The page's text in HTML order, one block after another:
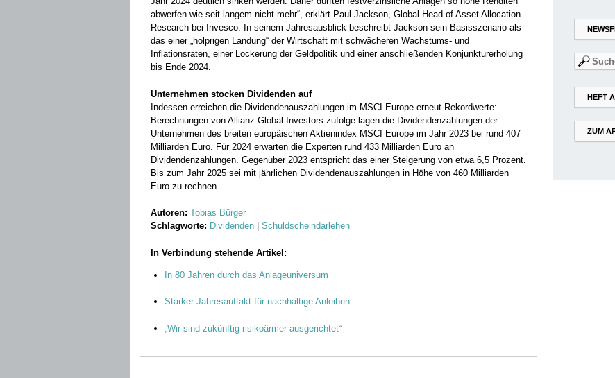
abwerfen wie seit langem nicht mehr“, erklärt Paul Jackson, Global Head of Asset Allocation
Research bei Invesco. In seinem Jahresausblick beschreibt Jackson sein Basisszenario als
das einer „holprigen Landung“ der Wirtschaft mit schwächeren Wachstums- und
Inflationsraten, einer Lockerung der Geldpolitik und einer anschließenden Konjunkturerholung
bis Ende 2024.
Unternehmen stocken Dividenden auf
Indessen erreichen die Dividendenauszahlungen im MSCI Europe erneut Rekordwerte:
Berechnungen von Allianz Global Investors zufolge lagen die Dividendenzahlungen der
Unternehmen des breiten europäischen Aktienindex MSCI Europe im Jahr 2023 bei rund 407
Milliarden Euro. Für 2024 erwarten die Experten rund 433 Milliarden Euro an
Dividendenzahlungen. Gegenüber 2023 entspricht das einer Steigerung von etwa 6,5 Prozent.
Bis zum Jahr 2025 sei mit jährlichen Dividendenauszahlungen in Höhe von 460 Milliarden
Euro zu rechnen.
Autoren: Tobias Bürger
Schlagworte: Dividenden Schuldscheindarlehen
In Verbindung stehende Artikel:
In 80 Jahren durch das Anlageuniversum
Starker Jahresauftakt für nachhaltige Anleihen
„Wir sind zukünftig risikoärmer ausgerichtet“
Suchen
nach:
HEFT
ZUM